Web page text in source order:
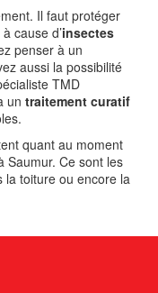
Il faut protéger
cause d’insectes
penser à un
aussi la possibilité
TMD
un traitement curatif
quant au moment
Saumur. Ce sont les
la toiture ou encore la